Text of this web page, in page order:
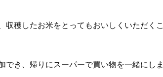
穫したお米をとってもおいしくいただく
き、帰りにスーパーで買い物を一緒にしま